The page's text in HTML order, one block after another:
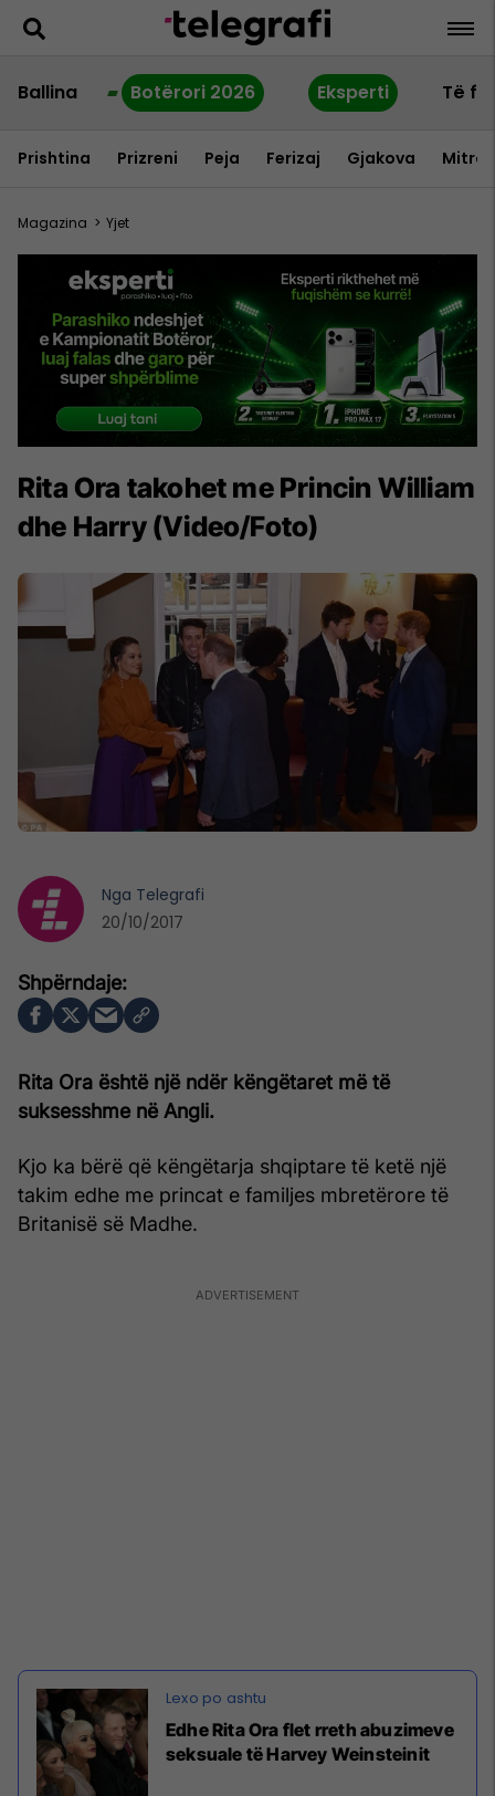
Ballina Botërori 2026 Eksperti Të
Prishtina Prizreni Peja Ferizaj Gjakova
Magazina > Yjet
Rita Ora takohet me Princin William
dhe Harry (Video/Foto)
Rita Ora është një ndër këngëtaret më të
suksesshme në Angli.
Kjo ka bërë që këngëtarja shqiptare të ketë një
takim edhe me princat e familjes mbretërore të
Britanisë së Madhe.
Edhe Rita Ora flet rreth abuzimeve
seksuale të Harvey Weinsteinit
Nga Telegrafi
20/10/2017